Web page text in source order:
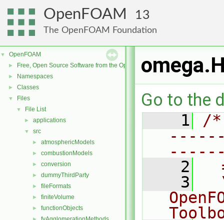
OpenFOAM 13
The OpenFOAM Foundation
▼ OpenFOAM
► Free, Open Source Software from the OpenFOAM Foundation
► Namespaces
► Classes
▼ Files
▼ File List
► applications
▼ src
► atmosphericModels
► combustionModels
► conversion
► dummyThirdParty
► fileFormats
► finiteVolume
► functionObjects
Go to the
    1
/
    2
    3